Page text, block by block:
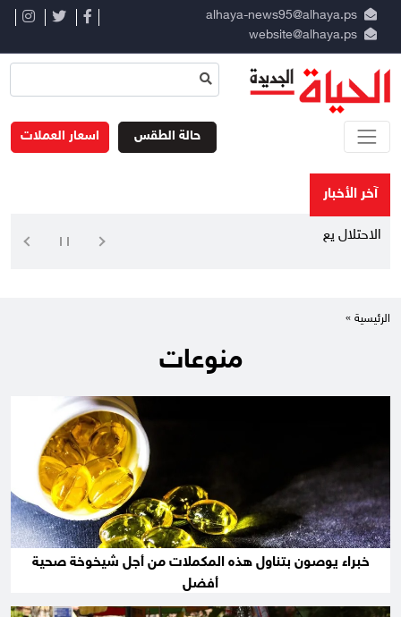
alhaya-news95@alhaya.ps
website@alhaya.ps
اسعار العملات حالة الطقس
آخر الأخبار
الاحتلال يعيق تنقل المواط
الرئيسية »
منوعات
خبراء يوصون بتناول هذه المكملات من أجل شيخوخة صحية
أفضل